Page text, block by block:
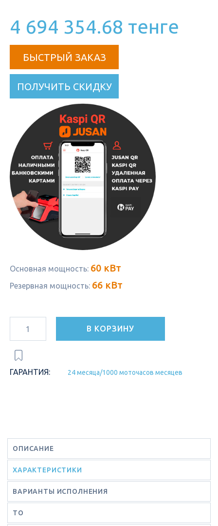
4 694 354.68 тенге
БЫСТРЫЙ ЗАКАЗ
ПОЛУЧИТЬ СКИДКУ
Основная мощность: 60 кВт
Резервная мощность: 66 кВт
В КОРЗИНУ
ГАРАНТИЯ: 24 месяца/1000 моточасов месяцев
ОПИСАНИЕ
ХАРАКТЕРИСТИКИ
ВАРИАНТЫ ИСПОЛНЕНИЯ
ТО